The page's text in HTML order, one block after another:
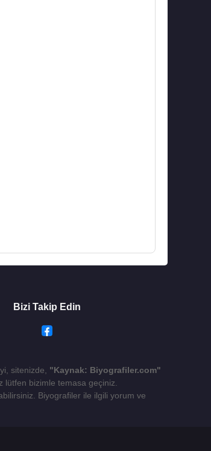
Bizi Takip Edin
sitenizde, "Kaynak: Biyografiler.com"
lütfen bizimle temasa geçiniz.
Biyografiler ile ilgili yorum ve